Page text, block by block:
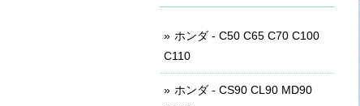
ホンダ - C50 C65 C70 C100
C110
ホンダ - CS90 CL90 MD90